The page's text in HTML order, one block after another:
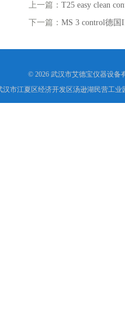
上一篇： T25 easy clean
下一篇： MS 3 control德
© 2026 武汉市艾德宝仪器设备
汉市江夏区经济开发区汤逊湖民营工业